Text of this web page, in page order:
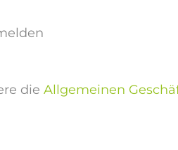
die Allgemeinen